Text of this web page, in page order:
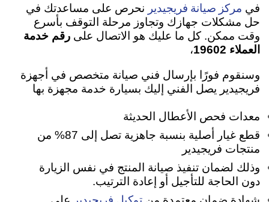
في مركز صيانة فريجيدير نحرص على مساعدتك في
حل مشكلات جهازك وتجاوز مرحلة التوقف بأسرع
وقت ممكن. كل ما عليك هو الاتصال على رقم خدمة
العملاء 19602
،
وسنقوم فورًا بإرسال فني صيانة متخصص في أجهزة
فريجيدير يصل الفني إليك بسيارة خدمة مجهزة بها
معدات فحص الأعطال الحديثة
قطع غيار أصلية بنسبة جاهزية تصل إلى 87% من
منتجات فريجيدير
وذلك لضمان تنفيذ صيانة المنتج في نفس الزيارة
دون الحاجة للتأجيل أو إعادة الترتيب.